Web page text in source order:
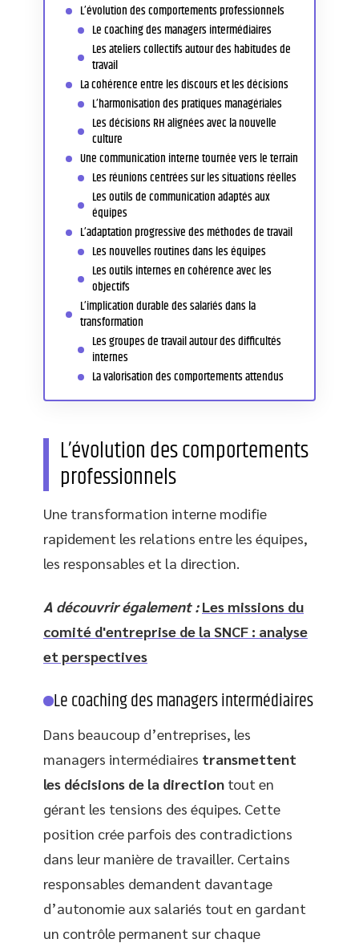
L’évolution des comportements professionnels
Le coaching des managers intermédiaires
Les ateliers collectifs autour des habitudes de
travail
La cohérence entre les discours et les décisions
L’harmonisation des pratiques managériales
Les décisions RH alignées avec la nouvelle
culture
Une communication interne tournée vers le terrain
Les réunions centrées sur les situations réelles
Les outils de communication adaptés aux
équipes
L’adaptation progressive des méthodes de travail
Les nouvelles routines dans les équipes
Les outils internes en cohérence avec les
objectifs
L’implication durable des salariés dans la
transformation
Les groupes de travail autour des difficultés
internes
La valorisation des comportements attendus
L’évolution des comportements
professionnels
Une transformation interne modifie
rapidement les relations entre les équipes,
les responsables et la direction.
A découvrir également : Les missions du
comité d'entreprise de la SNCF : analyse
et perspectives
Le coaching des managers intermédiaires
Dans beaucoup d’entreprises, les
managers intermédiaires transmettent
les décisions de la direction tout en
gérant les tensions des équipes. Cette
position crée parfois des contradictions
dans leur manière de travailler. Certains
responsables demandent davantage
d’autonomie aux salariés tout en gardant
un contrôle permanent sur chaque